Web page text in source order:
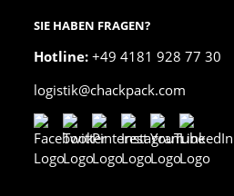
SIE HABEN FRAGEN?
Hotline:+49 4181 928 77 30
logistik@chackpack.com